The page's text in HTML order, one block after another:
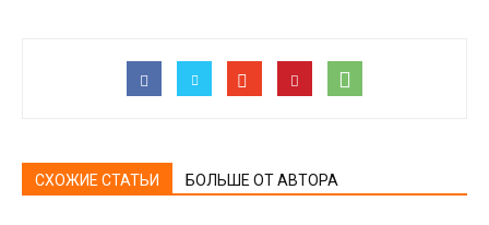
СХОЖИЕ СТАТЬИ БОЛЬШЕ ОТ АВТОРА